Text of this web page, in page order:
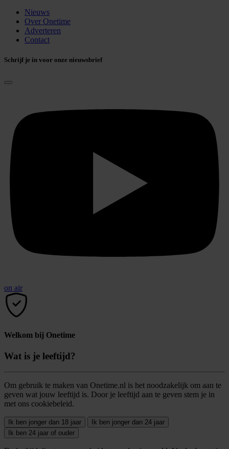
Nieuws
Over Onetime
Adverteren
Contact
Schrijf je in voor onze nieuwsbrief
on air
Welkom bij Onetime
Wat is je leeftijd?
Om gebruik te maken van Onetime.nl is het noodzakelijk om aan te
geven wat jouw leeftijd is. Door je leeftijd aan te geven stem je in
met ons cookiebeleid.
Ik ben jonger dan 18 jaar
Ik ben jonger dan 24 jaar
Ik ben 24 jaar of ouder